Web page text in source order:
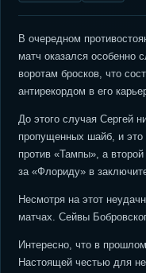
В очередном
матч оказался особенно
воротам бросков, что
антирекордом в его
До этого случая Сергей
пропущенных шайб, и это
против «Тампы», а
за «Флориду» в
Несмотря на этот
матчах. Сейвы
Интересно, что в
Настоящей честью для